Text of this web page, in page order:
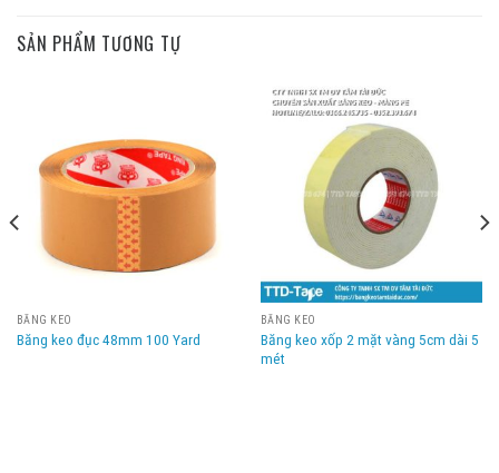
SẢN PHẨM TƯƠNG TỰ
BĂNG KEO
Băng keo đục 48mm 100 Yard
BĂNG KEO
Băng keo xốp 2 mặt vàng 5cm dài 5
mét